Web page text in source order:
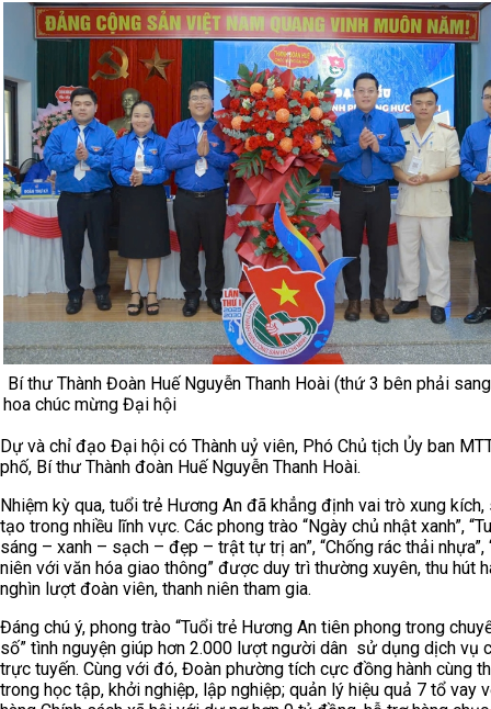
Bí thư Thành Đoàn Huế Nguyễn Thanh Hoài (thứ 3 bên phải
hoa chúc mừng Đại hội
Dự và chỉ đạo Đại hội có Thành uỷ viên, Phó Chủ tịch Ủy ban
phố, Bí thư Thành đoàn Huế Nguyễn Thanh Hoài.
Nhiệm kỳ qua, tuổi trẻ Hương An đã khẳng định vai trò xung kích,
tạo trong nhiều lĩnh vực. Các phong trào “Ngày chủ nhật xanh”,
sáng – xanh – sạch – đẹp – trật tự trị an”, “Chống rác thải nhựa”,
niên với văn hóa giao thông” được duy trì thường xuyên, thu hút
nghìn lượt đoàn viên, thanh niên tham gia.
Đáng chú ý, phong trào “Tuổi trẻ Hương An tiên phong trong
số” tình nguyện giúp hơn 2.000 lượt người dân sử dụng dịch vụ
trực tuyến. Cùng với đó, Đoàn phường tích cực đồng hành cùng
trong học tập, khởi nghiệp, lập nghiệp; quản lý hiệu quả 7 tổ vay